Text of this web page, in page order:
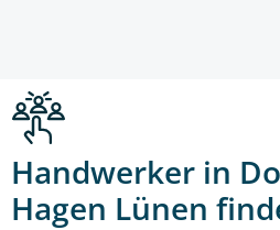
Handwerker in
Hagen Lünen